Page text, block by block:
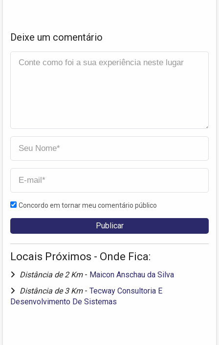
Deixe um comentário
Concordo em tornar meu comentário público
Locais Próximos - Onde Fica:
Distância de 2 Km - Maicon Anschau da Silva
Distância de 3 Km - Tecway Consultoria E
Desenvolvimento De Sistemas